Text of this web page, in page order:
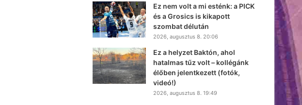
Ez nem volt a mi esténk: a PICK
és a Grosics is kikapott
szombat délután
2026, augusztus 8. 20:06
Ez a helyzet Baktón, ahol
hatalmas tűz volt – kollégánk
élőben jelentkezett (fotók,
videó!)
2026, augusztus 8. 19:49